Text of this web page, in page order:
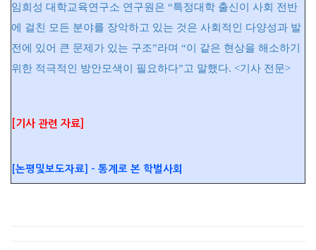
임희성 대학교육연구소 연구원은 “특정대학 출신이 사회 전반
에 걸친 모든 분야를 장악하고 있는 것은 사회적인 다양성과 발
전에 있어 큰 문제가 있는 구조”라며 “이 같은 현상을 해소하기
위한 적극적인 방안모색이 필요하다”고 말했다. <기사 전문>
[기사 관련 자료]
[논평및보도자료] - 통계로 본 학벌사회